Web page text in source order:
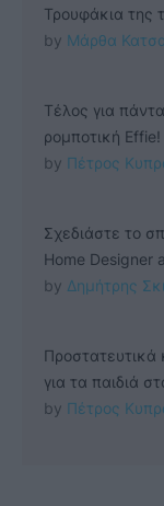
Τρουφάκια της
by Μάρθα
Τέλος για
ρομποτική Effie!
by Πέτρος
Σχεδιάστε το
Home Designer
by Δημήτρης
για τα παιδιά
by Πέτρος